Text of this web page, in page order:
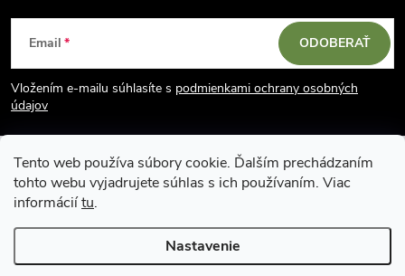
Tento web používa súbory cookie. Ďalším prechádzaním
tohto webu vyjadrujete súhlas s ich používaním. Viac
informáciítu.
Nastavenie
Z
á
p
ä
Email
Vložením e-mailu súhlasíte s podmienkami ochrany osobných
údajov
ODOBERAŤ
Copyright 2026Vodácky obchod SUN sport. Všetky práva vyhradené.